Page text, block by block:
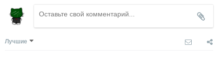
Лучшие